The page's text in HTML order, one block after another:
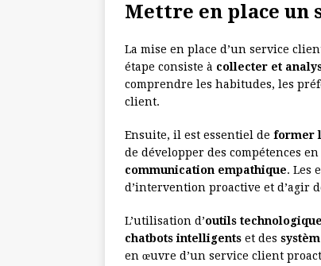
Mettre en place
La mise en place d’un service
étape consiste à collecter et
comprendre les habitudes, les
client.
Ensuite, il est essentiel de former
de développer des compétences en
communication empathique. Les
d’intervention proactive et d’agir
L’utilisation d’outils
chatbots intelligents et des
en œuvre d’un service client